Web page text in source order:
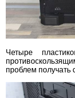
Четыре
проблем получать